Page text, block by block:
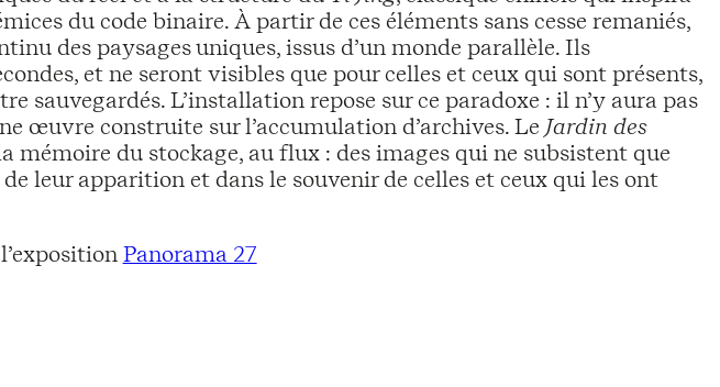
du code binaire. À partir de ces éléments sans cesse remaniés,
des paysages uniques, issus d’un monde parallèle. Ils
et ne seront visibles que pour celles et ceux qui sont présents,
sauvegardés. L’installation repose sur ce paradoxe : il n’y aura pas
œuvre construite sur l’accumulation d’archives. Le Jardin des
mémoire du stockage, au flux : des images qui ne subsistent que
leur apparition et dans le souvenir de celles et ceux qui les ont
Panorama 27